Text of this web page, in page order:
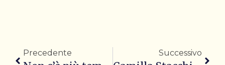
Precedente Successivo